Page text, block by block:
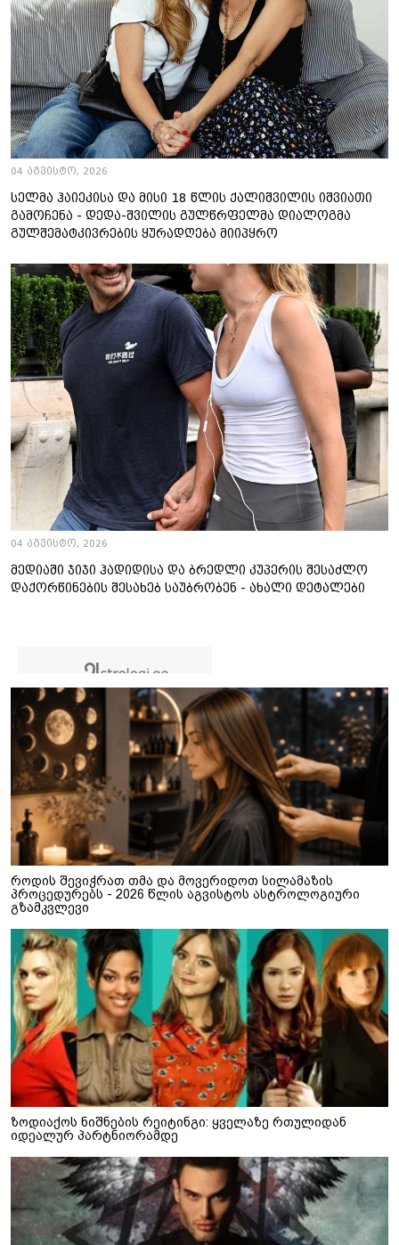
04 აგვისტო, 2026
სელმა ჰაიეკისა და მისი 18 წლის ქალიშვილის იშვიათი
გამოჩენა - დედა-შვილის გულწრფელმა დიალოგმა
გულშემატკივრების ყურადღება მიიპყრო
04 აგვისტო, 2026
მედიაში ჯიჯი ჰადიდისა და ბრედლი კუპერის შესაძლო
დაქორწინების შესახებ საუბრობენ - ახალი დეტალები
როდის შევიჭრათ თმა და მოვერიდოთ სილამაზის
პროცედურებს - 2026 წლის აგვისტოს ასტროლოგიური
გზამკვლევი
ზოდიაქოს ნიშნების რეიტინგი: ყველაზე რთულიდან
იდეალურ პარტნიორამდე